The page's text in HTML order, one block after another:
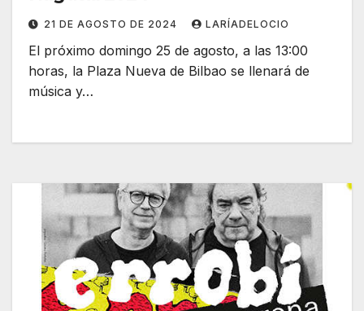
21 DE AGOSTO DE 2024 LARÍADELOCIO
El próximo domingo 25 de agosto, a las 13:00
horas, la Plaza Nueva de Bilbao se llenará de
música y…